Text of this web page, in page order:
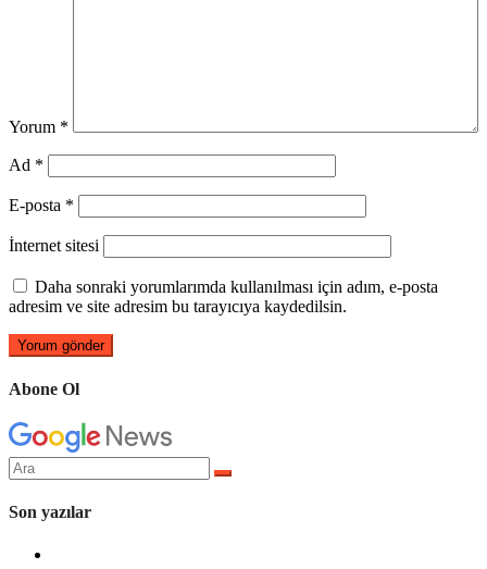
Yorum *
Ad *
E-posta *
İnternet sitesi
Daha sonraki yorumlarımda kullanılması için adım, e-posta
adresim ve site adresim bu tarayıcıya kaydedilsin.
Abone Ol
Arama
yap:
Son yazılar